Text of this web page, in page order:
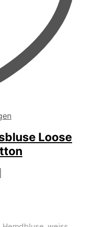
Loose